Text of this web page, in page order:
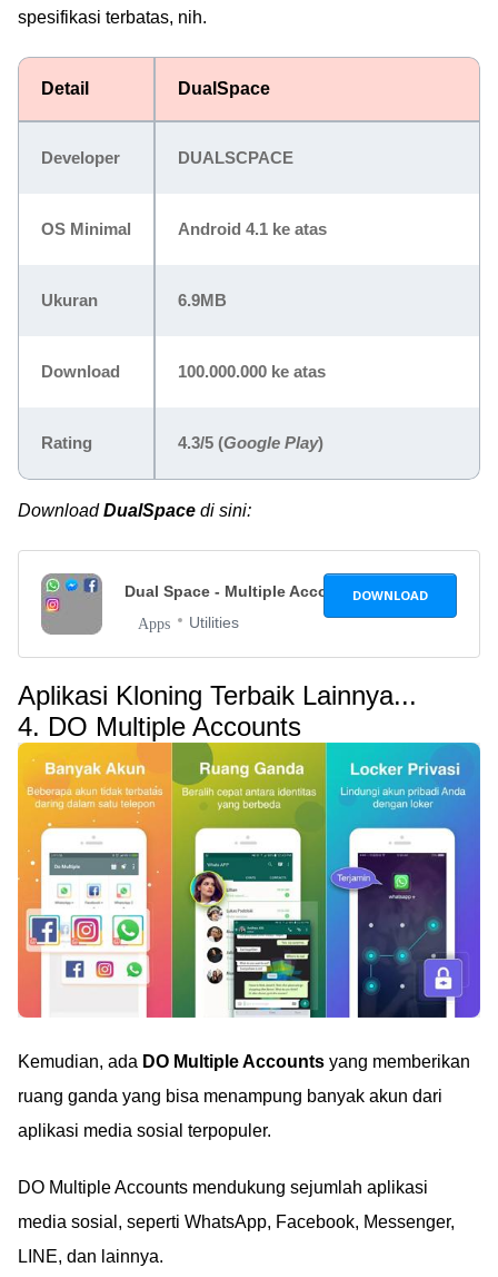
spesifikasi terbatas, nih.
Detail DualSpace
Developer DUALSCPACE
OS Minimal Android 4.1 ke atas
Ukuran 6.9MB
Download 100.000.000 ke atas
Rating 4.3/5 (Google Play)
DownloadDualSpace di sini:
Dual Space - Multiple Accounts & Parallel
Apps Utilities
DOWNLOAD
Aplikasi Kloning Terbaik Lainnya...
4. DO Multiple Accounts
Kemudian, ada DO Multiple Accounts yang memberikan
ruang ganda yang bisa menampung banyak akun dari
aplikasi media sosial terpopuler.
DO Multiple Accounts mendukung sejumlah aplikasi
media sosial, seperti WhatsApp, Facebook, Messenger,
LINE, dan lainnya.